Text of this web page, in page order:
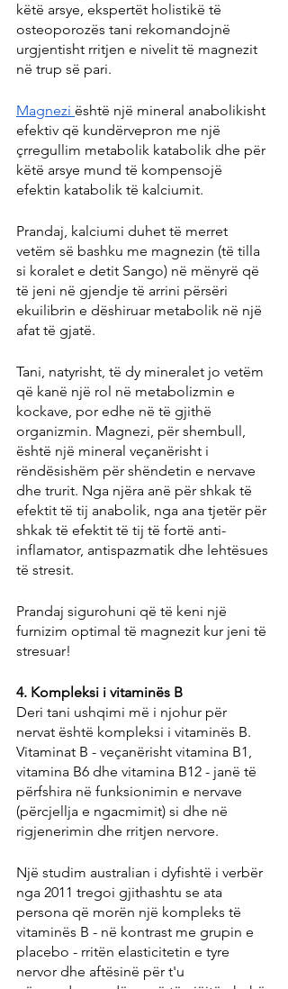
këtë arsye, ekspertët holistikë të
osteoporozës tani rekomandojnë
urgjentisht rritjen e nivelit të magnezit
në trup së pari.
Magnezi është një mineral anabolikisht
efektiv që kundërvepron me një
çrregullim metabolik katabolik dhe për
këtë arsye mund të kompensojë
efektin katabolik të kalciumit.
Prandaj, kalciumi duhet të merret
vetëm së bashku me magnezin (të tilla
si koralet e detit Sango) në mënyrë që
të jeni në gjendje të arrini përsëri
ekuilibrin e dëshiruar metabolik në një
afat të gjatë.
Tani, natyrisht, të dy mineralet jo vetëm
që kanë një rol në metabolizmin e
kockave, por edhe në të gjithë
organizmin. Magnezi, për shembull,
është një mineral veçanërisht i
rëndësishëm për shëndetin e nervave
dhe trurit. Nga njëra anë për shkak të
efektit të tij anabolik, nga ana tjetër për
shkak të efektit të tij të fortë anti-
inflamator, antispazmatik dhe lehtësues
të stresit.
Prandaj sigurohuni që të keni një
furnizim optimal të magnezit kur jeni të
stresuar!
4. Kompleksi i vitaminës B
Deri tani ushqimi më i njohur për
nervat është kompleksi i vitaminës B.
Vitaminat B - veçanërisht vitamina B1,
vitamina B6 dhe vitamina B12 - janë të
përfshira në funksionimin e nervave
(përcjellja e ngacmimit) si dhe në
rigjenerimin dhe rritjen nervore.
Një studim australian i dyfishtë i verbër
nga 2011 tregoi gjithashtu se ata
persona që morën një kompleks të
vitaminës B - në kontrast me grupin e
placebo - rritën elasticitetin e tyre
nervor dhe aftësinë për t'u